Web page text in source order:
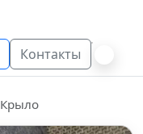
Контакты
Крыло